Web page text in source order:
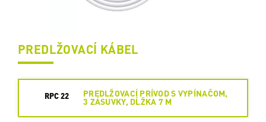
PREDLŽOVACÍ KÁBEL
RPC 22 PREDLŽOVACÍ PRÍVOD S VYPÍNAČOM,
3 ZÁSUVKY, DĹŽKA 7 M